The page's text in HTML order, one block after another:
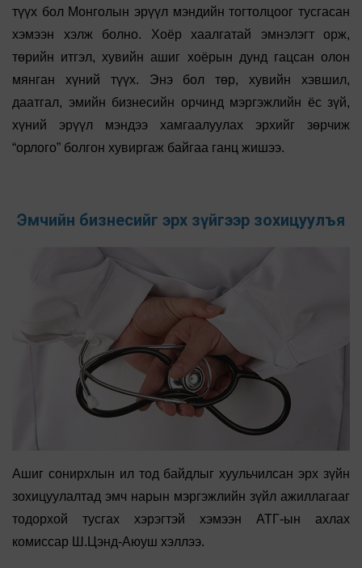
түүх бол Монголын эрүүл мэндийн тогтолцоог тусгасан
хэмээн хэлж болно. Хоёр хаалгатай эмнэлэгт орж,
төрийн итгэл, хувийн ашиг хоёрын дунд гацсан олон
мянган хүний түүх. Энэ бол төр, хувийн хэвшил,
даатгал, эмийн бизнесийн орчинд мэргэжлийн ёс зүй,
хүний эрүүл мэндээ хамгаалуулах эрхийг зөрчиж
“орлого” болгон хувиргаж байгаа ганц жишээ.
Эмчийн бизнесийг эрх зүйгээр зохицуулъя
Ашиг сонирхлын ил тод байдлыг хуульчилсан эрх зүйн
зохицуулалтад эмч нарын мэргэжлийн зүйл ажиллагааг
тодорхой тусгах хэрэгтэй хэмээн АТГ-ын ахлах
комиссар Ш.Цэнд-Аюуш хэллээ.